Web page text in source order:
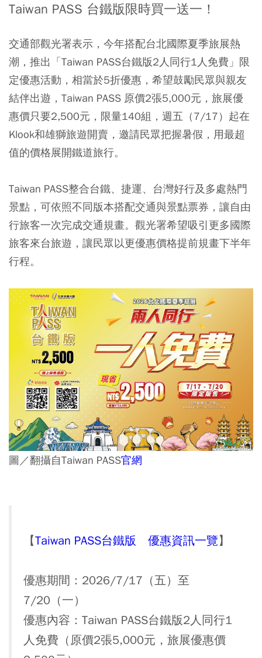
Taiwan PASS 台鐵版限時買一送一！
交通部觀光署表示，今年搭配台北國際夏季旅展熱
潮，推出「Taiwan PASS台鐵版2人同行1人免費」限
定優惠活動，相當於5折優惠，希望鼓勵民眾與親友
結伴出遊，Taiwan PASS 原價2張5,000元，旅展優
惠價只要2,500元，限量140組，週五（7/17）起在
Klook和雄獅旅遊開賣，邀請民眾把握暑假，用最超
值的價格展開鐵道旅行。
Taiwan PASS整合台鐵、捷運、台灣好行及多處熱門
景點，可依照不同版本搭配交通與景點票券，讓自由
行旅客一次完成交通規畫。觀光署希望吸引更多國際
旅客來台旅遊，讓民眾以更優惠價格提前規畫下半年
行程。
圖／翻攝自Taiwan PASS官網
【Taiwan PASS台鐵版 優惠資訊一覽】
優惠期間：2026/7/17（五）至
7/20（一）
優惠內容：Taiwan PASS台鐵版2人同行1
人免費（原價2張5,000元，旅展優惠價